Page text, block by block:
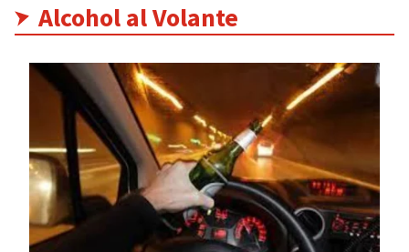
Alcohol al Volante